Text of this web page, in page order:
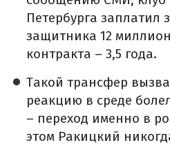
Петербурга заплатил
защитника 12
контракта – 3,5 года.
Такой трансфер
реакцию в среде
– переход именно в
этом Ракицкий